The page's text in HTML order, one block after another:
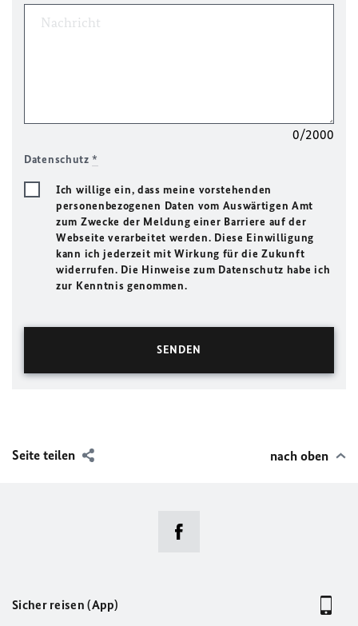
0/2000
Datenschutz*
Ich willige ein, dass meine vorstehenden
personenbezogenen Daten vom Auswärtigen Amt
zum Zwecke der Meldung einer Barriere auf der
Webseite verarbeitet werden. Diese Einwilligung
kann ich jederzeit mit Wirkung für die Zukunft
widerrufen. Die Hinweise zum Datenschutz habe ich
zur Kenntnis genommen.
Seite teilen nach oben
Sicher reisen (App)